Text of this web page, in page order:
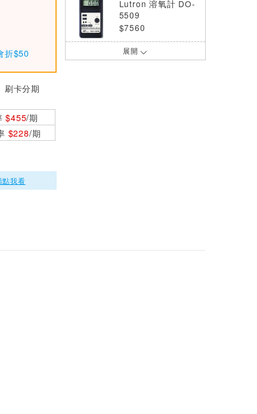
折$50
刷卡分期
$455/期
$228/期
我看
Lutron 溶氧計 DO-
5509
$7560
Lutron 迷你型酸鹼
展開